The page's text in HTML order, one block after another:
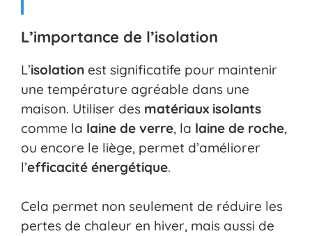
L’importance de l’isolation
L’isolation est significatife pour maintenir
une température agréable dans une
maison. Utiliser des matériaux isolants
comme la laine de verre, la laine de roche,
ou encore le liège, permet d’améliorer
l’efficacité énergétique.
Cela permet non seulement de réduire les
pertes de chaleur en hiver, mais aussi de